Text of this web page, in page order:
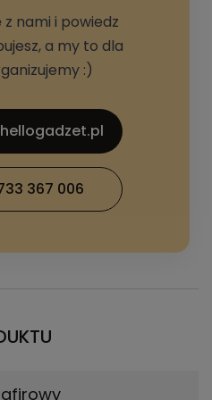
nami i powiedz
a my to dla
:)
367 006